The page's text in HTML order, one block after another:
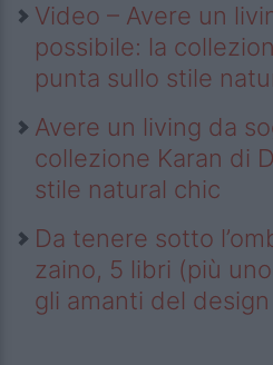
Video – Avere un
possibile: la
punta sullo stile
Avere un living da
collezione Karan di
stile natural chic
Da tenere sotto
zaino, 5 libri (più
gli amanti del design